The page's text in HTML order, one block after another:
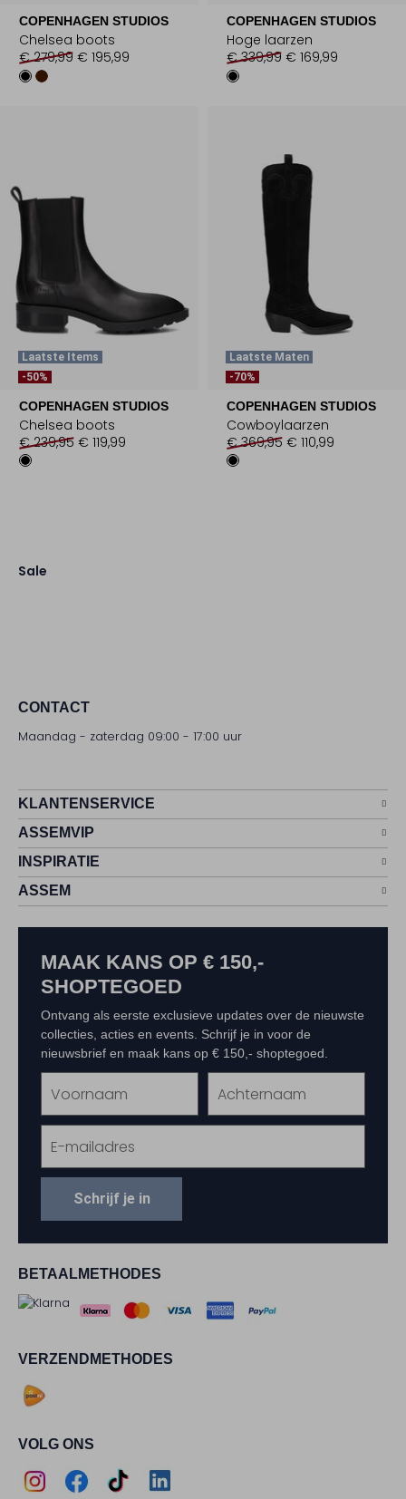
COPENHAGEN STUDIOS
Chelsea boots
€ 279,99 € 195,99
COPENHAGEN STUDIOS
Hoge laarzen
€ 339,99 € 169,99
Laatste Items
-50%
COPENHAGEN STUDIOS
Chelsea boots
€ 239,95 € 119,99
Laatste Maten
-70%
COPENHAGEN STUDIOS
Cowboylaarzen
€ 369,95 € 110,99
Sale
CONTACT
Maandag - zaterdag 09:00 - 17:00 uur
KLANTENSERVICE
ASSEMVIP
INSPIRATIE
ASSEM
BETAALMETHODES
VERZENDMETHODES
VOLG ONS
MAAK KANS OP € 150,-
SHOPTEGOED
Ontvang als eerste exclusieve updates over de nieuwste
collecties, acties en events. Schrijf je in voor de
nieuwsbrief en maak kans op € 150,- shoptegoed.
Schrijf je in